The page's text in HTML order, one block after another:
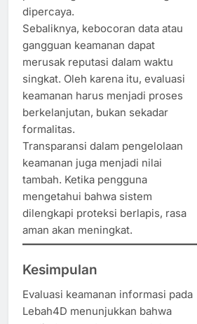
dipercaya.
Sebaliknya, kebocoran data atau
gangguan keamanan dapat
merusak reputasi dalam waktu
singkat. Oleh karena itu, evaluasi
keamanan harus menjadi proses
berkelanjutan, bukan sekadar
formalitas.
Transparansi dalam pengelolaan
keamanan juga menjadi nilai
tambah. Ketika pengguna
mengetahui bahwa sistem
dilengkapi proteksi berlapis, rasa
aman akan meningkat.
Kesimpulan
Evaluasi keamanan informasi pada
Lebah4D menunjukkan bahwa